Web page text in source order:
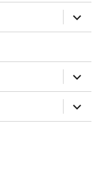
ブ
メ
ー
を
展
開
ブ
メ
ュ
ー
ブ
メ